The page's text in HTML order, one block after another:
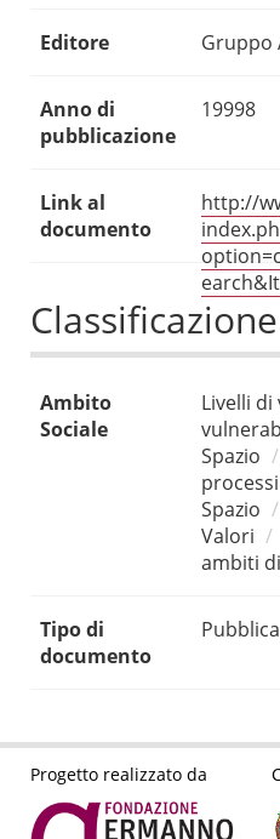
Editore Gruppo
Anno di
pubblicazione
19998
Link al
documento
http://
Classificazione
Ambito
Sociale
Livelli di
Spazio
Spazio
Valori
ambiti
Tipo di
documento
Progetto realizzato da